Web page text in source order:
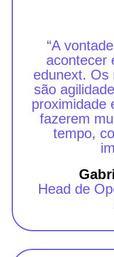
“A
acontecer
edunext. Os
são
proximidade
fazerem
tempo,
Head de